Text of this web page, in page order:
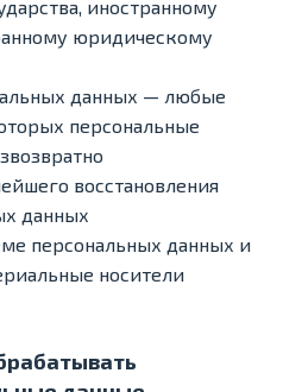
иностранному
юридическому
данных — любые
персональные
восстановления
данных
персональных данных и
носители